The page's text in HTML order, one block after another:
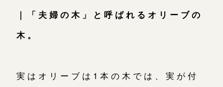
｜「夫婦の木」と呼ばれるオリーブの
木。
実はオリーブは1本の木では、実が付